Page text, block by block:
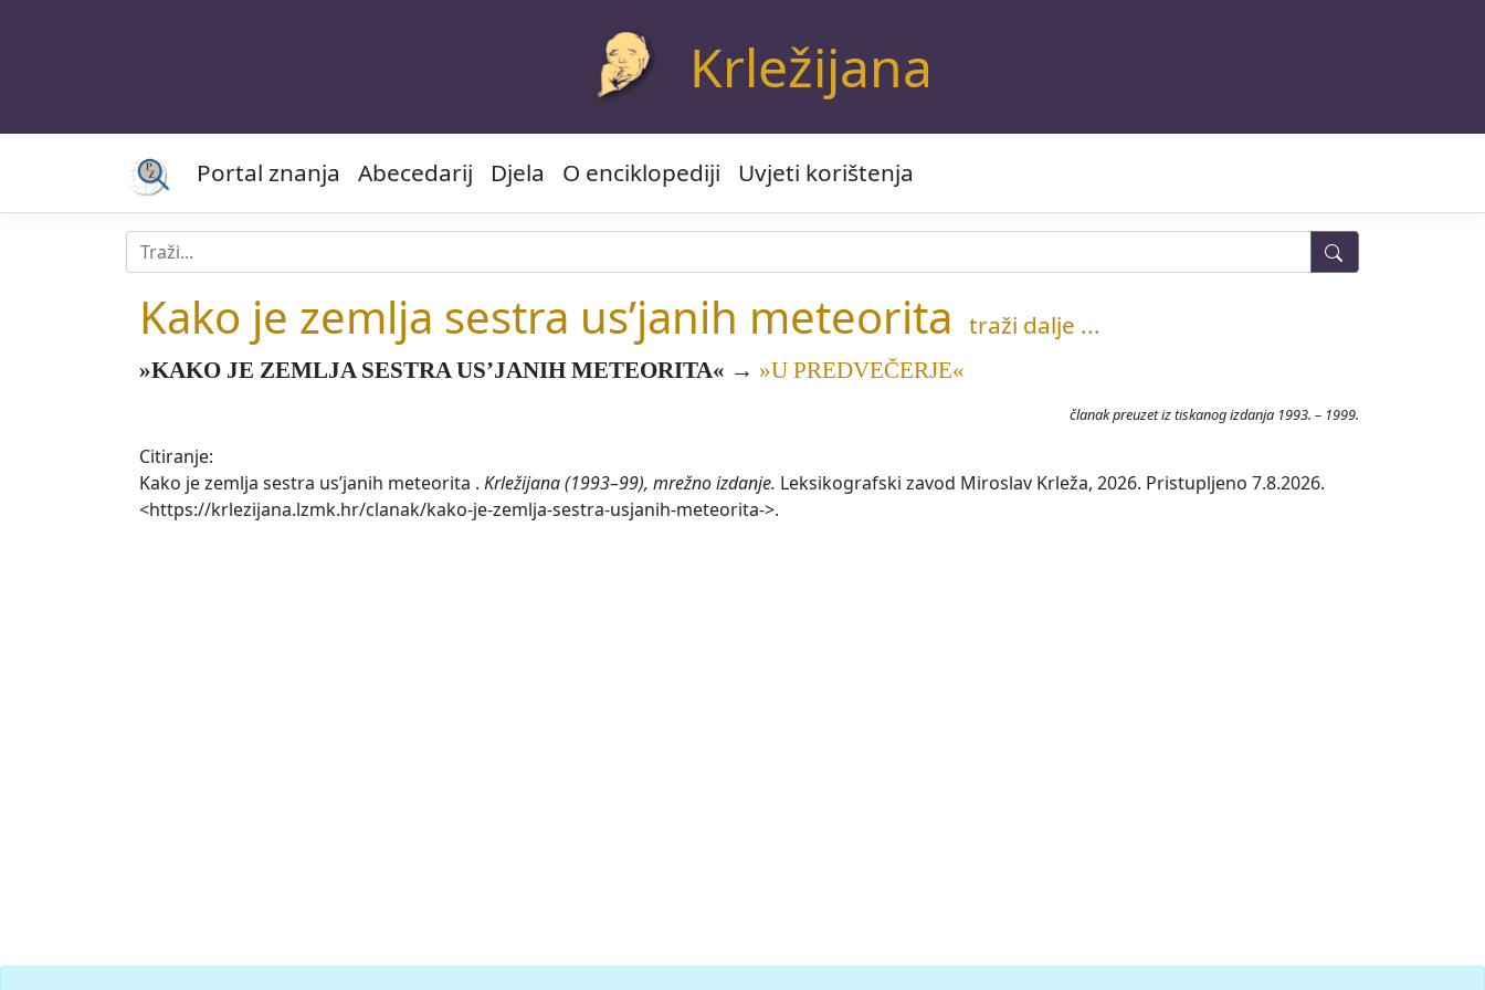
Krležijana
Portal znanja Abecedarij Djela O enciklopediji Uvjeti korištenja
Kako je zemlja sestra us’janih meteorita traži dalje ...
»KAKO JE ZEMLJA SESTRA US’JANIH METEORITA« → »U PREDVEČERJE«
članak preuzet iz tiskanog izdanja 1993. – 1999.
Citiranje:
Kako je zemlja sestra us’janih meteorita . Krležijana (1993–99), mrežno izdanje. Leksikografski zavod Miroslav Krleža, 2026. Pristupljeno 7.8.2026.
<https://krlezijana.lzmk.hr/clanak/kako-je-zemlja-sestra-usjanih-meteorita->.